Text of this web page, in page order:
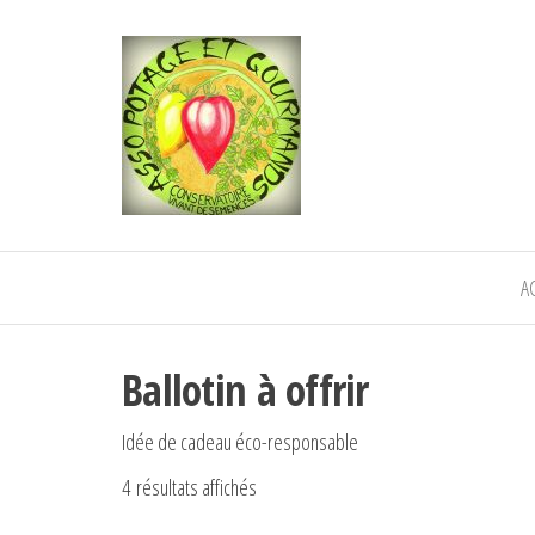
Ballotin à offrir
Idée de cadeau éco-responsable
4 résultats affichés